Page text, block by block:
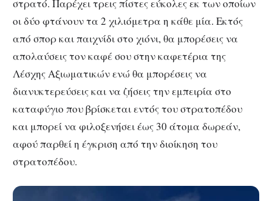
στρατό. Παρέχει τρεις πίστες εύκολες εκ των οποίων
οι δύο φτάνουν τα 2 χιλιόμετρα η κάθε μία. Εκτός
από σπορ και παιχνίδι στο χιόνι, θα μπορέσεις να
απολαύσεις τον καφέ σου στην καφετέρια της
Λέσχης Αξιωματικών ενώ θα μπορέσεις να
διανυκτερεύσεις και να ζήσεις την εμπειρία στο
καταφύγιο που βρίσκεται εντός του στρατοπέδου
και μπορεί να φιλοξενήσει έως 30 άτομα δωρεάν,
αφού παρθεί η έγκριση από την διοίκηση του
στρατοπέδου.